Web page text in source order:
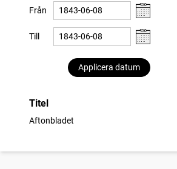
Från
Till
Applicera datum
Titel
Aftonbladet
träffar